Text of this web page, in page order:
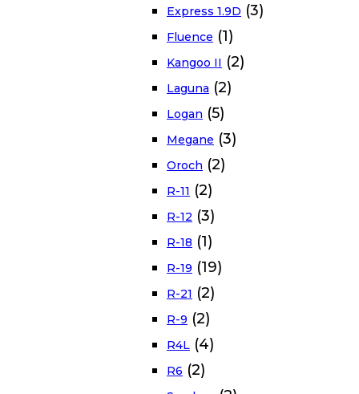
Express 1.9D (3)
Fluence (1)
Kangoo II (2)
Laguna (2)
Logan (5)
Megane (3)
Oroch (2)
R-11 (2)
R-12 (3)
R-18 (1)
R-19 (19)
R-21 (2)
R-9 (2)
R4L (4)
R6 (2)